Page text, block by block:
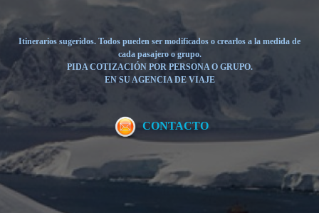
Itinerarios sugeridos. Todos pueden ser modificados o crearlos a la medida de
cada pasajero o grupo.
PIDA COTIZACIÓN POR PERSONA O GRUPO.
EN SU AGENCIA DE VIAJE
CONTACTO